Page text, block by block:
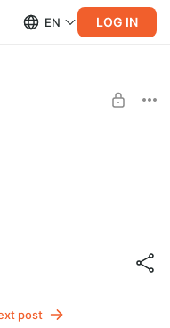
EN LOG IN
КВМ:
Топ», где мы
post